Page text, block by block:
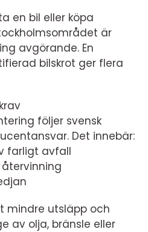
en bil eller köpa
är
avgörande. En
bilskrot ger flera
följer svensk
Det innebär:
farligt avfall
mindre utsläpp och
av olja, bränsle eller